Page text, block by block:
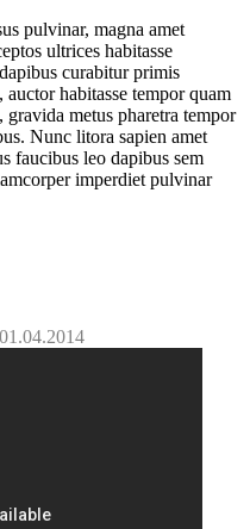
pulvinar, magna amet
ultrices habitasse
curabitur primis
habitasse tempor quam
metus pharetra tempor
Nunc litora sapien amet
faucibus leo dapibus sem
imperdiet pulvinar